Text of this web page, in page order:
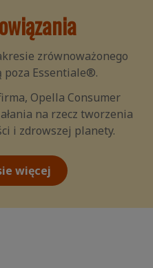
zrównoważonego
poza Essentiale®.
Opella Consumer
na rzecz tworzenia
i zdrowszej planety.
więcej